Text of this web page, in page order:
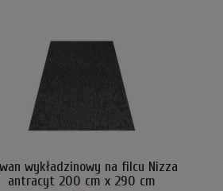
wykładzinowy na filcu Nizza
antracyt 200 cm x 290 cm